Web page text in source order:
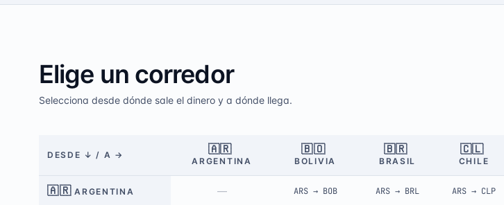
Elige un corredor
Selecciona desde dónde sale el dinero y a dónde llega.
DESDE ↓ / A → 🇦🇷
ARGENTINA
🇧🇴
BOLIVIA
🇧🇷
BRASIL
🇨🇱
CHILE
🇦🇷 ARGENTINA — ARS→ BOB ARS → BRL ARS → CLP